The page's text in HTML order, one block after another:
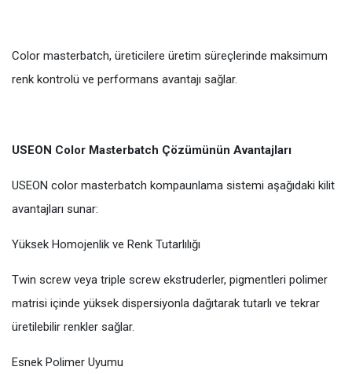
Color masterbatch, üreticilere üretim süreçlerinde maksimum
renk kontrolü ve performans avantajı sağlar.
USEON Color Masterbatch Çözümünün Avantajları
USEON color masterbatch kompaunlama sistemi aşağıdaki kilit
avantajları sunar:
Yüksek Homojenlik ve Renk Tutarlılığı
Twin screw veya triple screw ekstruderler, pigmentleri polimer
matrisi içinde yüksek dispersiyonla dağıtarak tutarlı ve tekrar
üretilebilir renkler sağlar.
Esnek Polimer Uyumu